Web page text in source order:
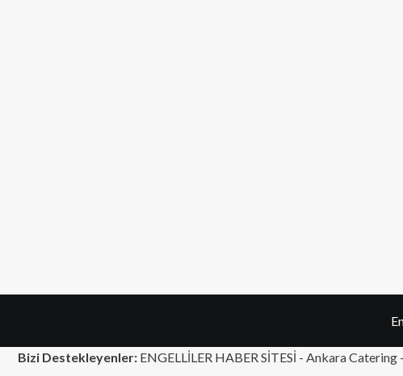
Bizi Destekleyenler: ENGELLİLER HABER SİTESİ - Ankara Catering